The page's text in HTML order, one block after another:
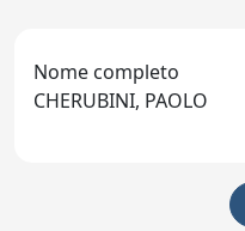
Nome completo
CHERUBINI, PAOLO